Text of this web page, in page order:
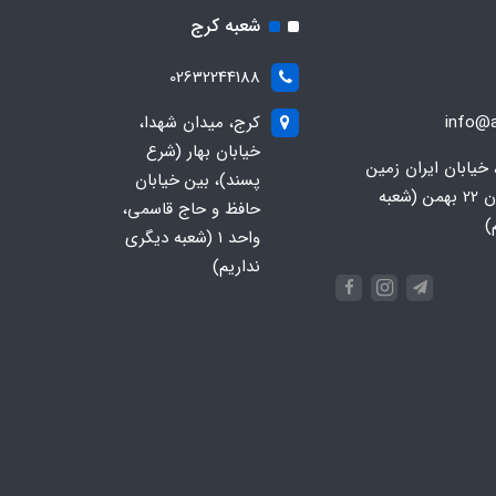
خیابان ایران زمین
جنوبی، خیابان 22 بهمن (شعبه
شعبه کرج
02632244188
کرج، میدان شهدا،
خیابان بهار (شرع
پسند)، بین خیابان
حافظ و حاج قاسمی،
واحد ۱ (شعبه دیگری
نداریم)